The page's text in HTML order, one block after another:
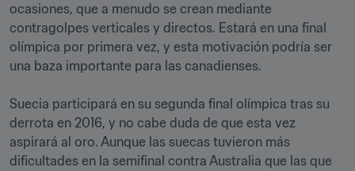
ocasiones, que a menudo se crean mediante
contragolpes verticales y directos. Estará en una final
olímpica por primera vez, y esta motivación podría ser
una baza importante para las canadienses.
Suecia participará en su segunda final olímpica tras su
derrota en 2016, y no cabe duda de que esta vez
aspirará al oro. Aunque las suecas tuvieron más
dificultades en la semifinal contra Australia que las que